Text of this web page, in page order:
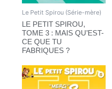
Le Petit Spirou (Série-mère)
LE PETIT SPIROU,
TOME 3 : MAIS QU’EST-
CE QUE TU
FABRIQUES ?